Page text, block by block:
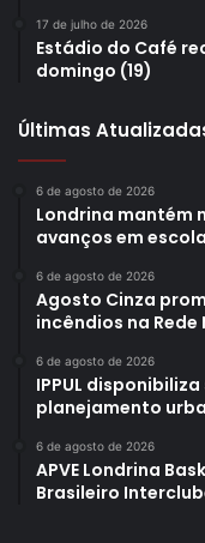
João falou também
de Londrina. “Sinto
acrescentou.
17 de julho de 2026
Estádio do Café
domingo (19)
Últimas
6 de agosto de 2026
Londrina mantém
avanços em
6 de agosto de 2026
Agosto Cinza
incêndios na Rede
6 de agosto de 2026
IPPUL
planejamento
6 de agosto de 2026
APVE Londrina
Brasileiro